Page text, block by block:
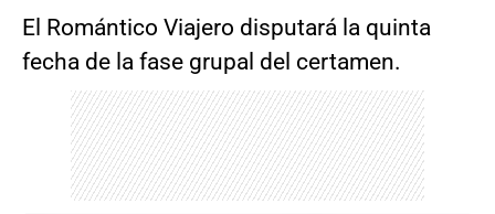
El Romántico Viajero disputará la quinta
fecha de la fase grupal del certamen.